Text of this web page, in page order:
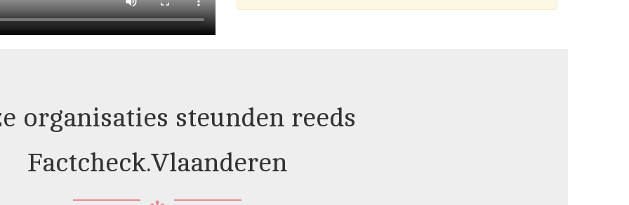
organisaties steunden reeds
Factcheck.Vlaanderen